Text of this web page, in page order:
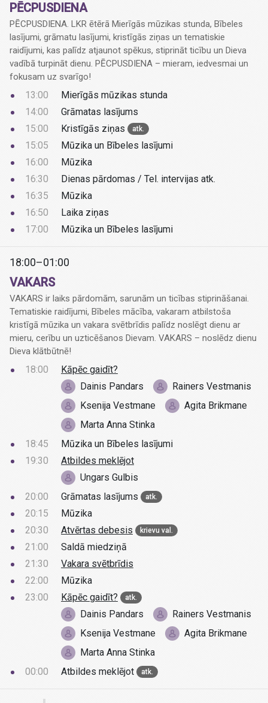
PĒCPUSDIENA
PĒCPUSDIENA. LKR ētērā Mierīgās mūzikas stunda, Bībeles
lasījumi, grāmatu lasījumi, kristīgās ziņas un tematiskie
raidījumi, kas palīdz atjaunot spēkus, stiprināt ticību un Dieva
vadībā turpināt dienu. PĒCPUSDIENA – mieram, iedvesmai un
fokusam uz svarīgo!
13:00
Mierīgās mūzikas stunda
14:00
Grāmatas lasījums
15:00
Kristīgās ziņas atk.
15:05
Mūzika un Bībeles lasījumi
16:00
Mūzika
16:30
Dienas pārdomas / Tel. intervijas atk.
16:35
Mūzika
16:50
Laika ziņas
17:00
Mūzika un Bībeles lasījumi
18:00–01:00
VAKARS
VAKARS ir laiks pārdomām, sarunām un ticības stiprināšanai.
Tematiskie raidījumi, Bībeles mācība, vakaram atbilstoša
kristīgā mūzika un vakara svētbrīdis palīdz noslēgt dienu ar
mieru, cerību un uzticēšanos Dievam. VAKARS – noslēdz dienu
Dieva klātbūtnē!
18:00
Kāpēc gaidīt?
Dainis Pandars
Rainers Vestmanis
Ksenija Vestmane
Agita Brikmane
Marta Anna Stinka
18:45
Mūzika un Bībeles lasījumi
19:30
Atbildes meklējot
Ungars Gulbis
20:00
Grāmatas lasījums atk.
20:15
Mūzika
20:30
Atvērtas debesis krievu val.
21:00
Saldā miedziņā
21:30
Vakara svētbrīdis
22:00
Mūzika
23:00
Kāpēc gaidīt? atk.
Dainis Pandars
Rainers Vestmanis
Ksenija Vestmane
Agita Brikmane
Marta Anna Stinka
00:00
Atbildes meklējot atk.